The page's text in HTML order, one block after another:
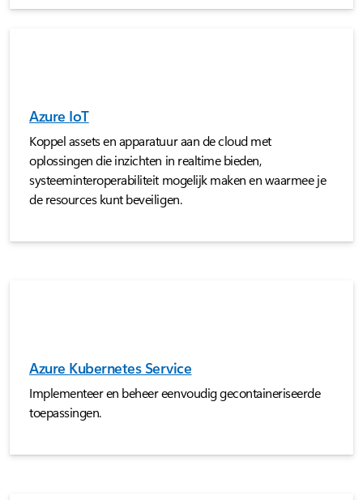
Azure IoT
Koppel assets en apparatuur aan de cloud met
oplossingen die inzichten in realtime bieden,
systeeminteroperabiliteit mogelijk maken en waarmee je
de resources kunt beveiligen.
Azure Kubernetes Service
Implementeer en beheer eenvoudig gecontaineriseerde
toepassingen.